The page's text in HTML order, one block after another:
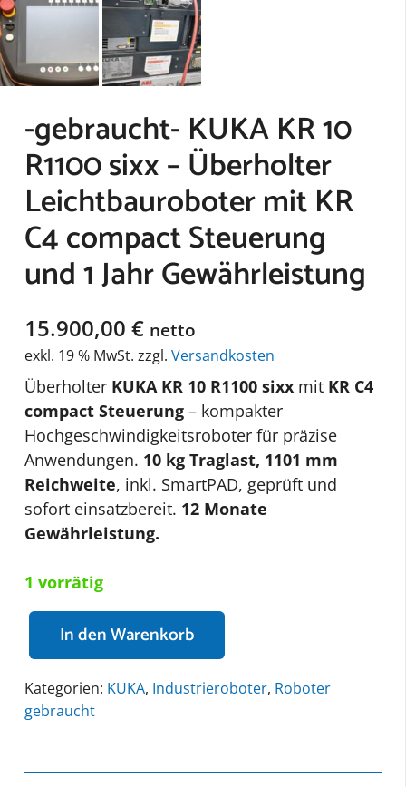
-gebraucht- KUKA KR 10
R1100 sixx – Überholter
Leichtbauroboter mit KR
C4 compact Steuerung
und 1 Jahr Gewährleistung
15.900,00 € netto
exkl. 19 % MwSt. zzgl. Versandkosten
Überholter KUKA KR 10 R1100 sixx mit KR C4
compact Steuerung – kompakter
Hochgeschwindigkeitsroboter für präzise
Anwendungen. 10 kg Traglast, 1101 mm
Reichweite, inkl. SmartPAD, geprüft und
sofort einsatzbereit. 12 Monate
Gewährleistung.
1 vorrätig
KUKA
KR
R1100
In den Warenkorb
Kategorien: KUKA, Industrieroboter, Roboter
gebraucht